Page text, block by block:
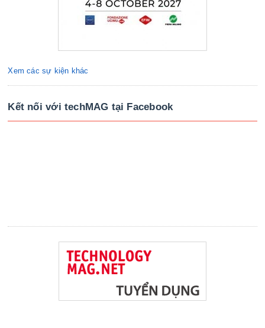
Xem các sự kiện khác
Kết nối với techMAG tại Facebook